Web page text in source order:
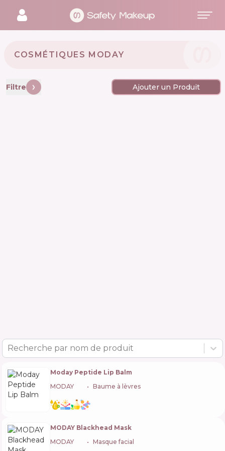
COSMÉTIQUES MODAY 🇰🇷
Filtre Ajouter un Produit
Recherche par nom de produit
Moday Peptide Lip Balm
MODAY
Baume à lèvres
MODAY Blackhead Mask
MODAY
Masque facial